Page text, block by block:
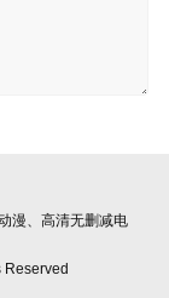
漫、高清无删减电